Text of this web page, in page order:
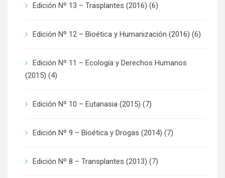
Edición Nº 13 – Trasplantes (2016) (6)
Edición Nº 12 – Bioética y Humanización (2016) (6)
Edición Nº 11 – Ecología y Derechos Humanos
(2015) (4)
Edición Nº 10 – Eutanasia (2015) (7)
Edición Nº 9 – Bioética y Drogas (2014) (7)
Edición Nº 8 – Transplantes (2013) (7)